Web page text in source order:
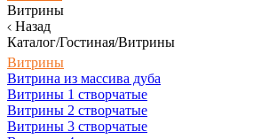
Витрины
Назад
Каталог/Гостиная/Витрины
Витрины
Витрина из массива дуба
Витрины 1 створчатые
Витрины 2 створчатые
Витрины 3 створчатые